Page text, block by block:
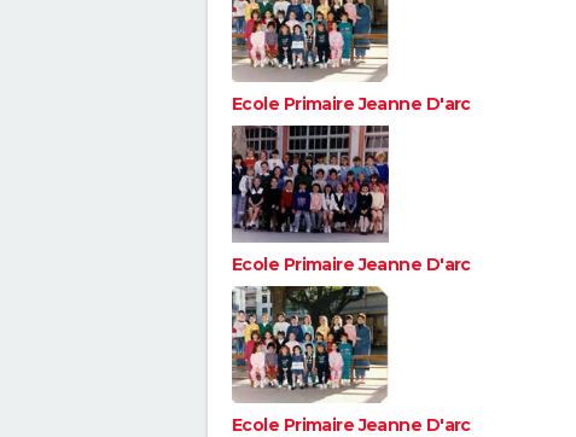
Ecole Primaire Jeanne D'arc
Ecole Primaire Jeanne D'arc
Ecole Primaire Jeanne D'arc